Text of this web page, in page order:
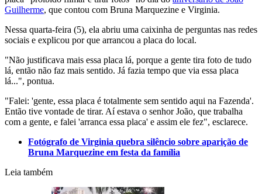
Guilherme, que contou com Bruna Marquezine e Virginia.
Nessa quarta-feira (5), ela abriu uma caixinha de perguntas nas redes
sociais e explicou por que arrancou a placa do local.
"Não justificava mais essa placa lá, porque a gente tira foto de tudo
lá, então não faz mais sentido. Já fazia tempo que via essa placa
lá...", pontua.
"Falei: 'gente, essa placa é totalmente sem sentido aqui na Fazenda'.
Então tive vontade de tirar. Aí estava o senhor João, que trabalha
com a gente, e falei 'arranca essa placa' e assim ele fez", esclarece.
Fotógrafo de Virginia quebra silêncio sobre aparição de
Bruna Marquezine em festa da família
Leia também